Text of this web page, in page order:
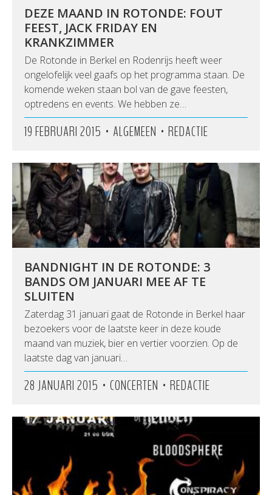
DEZE MAAND IN ROTONDE: FOUT
FEEST, JACK FRIDAY EN
KRANKZIMMER
De Rotonde in Berkel en Rodenrijs heeft weer
ongelofelijk veel gaafs op het programma staan. De
komende weken staan bol van de gave feesten,
optredens en events. We hebben ze…
19 FEBRUARI 2015 • ALGEMEEN • REDACTIE
BANDNIGHT IN DE ROTONDE: 3
BANDS OM JANUARI MEE AF TE
SLUITEN
Zaterdag 31 januari gaat de Rotonde in Berkel haar
bezoekers voor de laatste keer in deze koude
maand van muziek, bier en vertier voorzien. Op de
laatste dag van januari…
28 JANUARI 2015 • CONCERTEN • REDACTIE